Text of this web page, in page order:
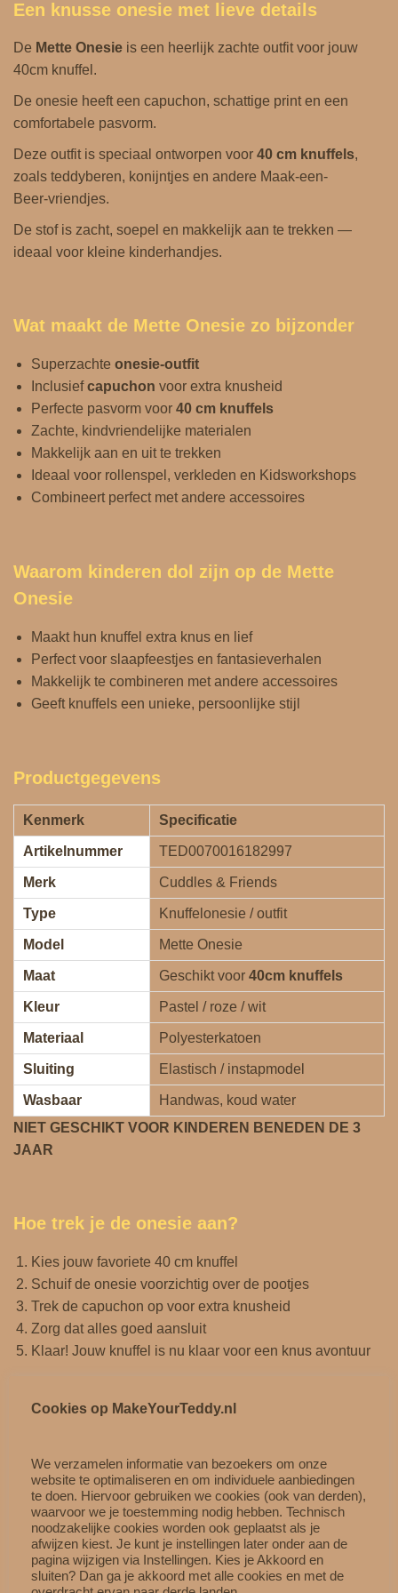
a
n
t
l
Een knusse onesie met lieve details
De Mette Onesie is een heerlijk zachte outfit voor jouw
40cm knuffel.
De onesie heeft een capuchon, schattige print en een
comfortabele pasvorm.
Deze outfit is speciaal ontworpen voor 40 cm knuffels,
zoals teddyberen, konijntjes en andere Maak-een-
Beer‑vriendjes.
De stof is zacht, soepel en makkelijk aan te trekken —
ideaal voor kleine kinderhandjes.
Wat maakt de Mette Onesie zo bijzonder
Superzachte onesie‑outfit
Inclusiefcapuchon voor extra knusheid
Perfecte pasvorm voor 40 cm knuffels
Zachte, kindvriendelijke materialen
Makkelijk aan en uit te trekken
Ideaal voor rollenspel, verkleden en Kidsworkshops
Combineert perfect met andere accessoires
Waarom kinderen dol zijn op de Mette
Onesie
Maakt hun knuffel extra knus en lief
Perfect voor slaapfeestjes en fantasieverhalen
Makkelijk te combineren met andere accessoires
Geeft knuffels een unieke, persoonlijke stijl
Productgegevens
Kenmerk Specificatie
Artikelnummer TED0070016182997
Merk Cuddles & Friends
Type Knuffelonesie / outfit
Model Mette Onesie
Maat Geschikt voor 40cm knuffels
Kleur Pastel / roze / wit
Materiaal Polyesterkatoen
Sluiting Elastisch / instapmodel
Wasbaar
Handwas, koud water
NIET GESCHIKT VOOR KINDEREN BENEDEN DE 3
JAAR
Hoe trek je de onesie aan?
Kies jouw favoriete 40 cm knuffel
Schuif de onesie voorzichtig over de pootjes
Trek de capuchon op voor extra knusheid
Zorg dat alles goed aansluit
Klaar! Jouw knuffel is nu klaar voor een knus avontuur
De Mette Onesie is ideaal voor:
Kidsworkshops
Kinderfeestjes
Rollenspel
Slaapfeestjes
Cadeaumomenten
Cookies op MakeYourTeddy.nl
We verzamelen informatie van bezoekers om onze
website te optimaliseren en om individuele aanbiedingen
te doen. Hiervoor gebruiken we cookies (ook van derden),
waarvoor we je toestemming nodig hebben. Technisch
noodzakelijke cookies worden ook geplaatst als je
afwijzen kiest. Je kunt je instellingen later onder aan de
pagina wijzigen via Instellingen. Kies je Akkoord en
sluiten? Dan ga je akkoord met alle cookies en met de